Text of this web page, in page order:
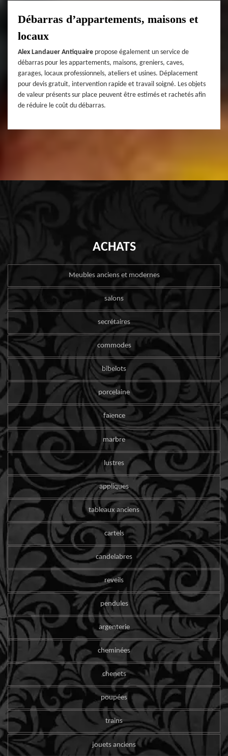
Débarras d’appartements, maisons et
locaux
Alex Landauer Antiquaire propose également un service de
débarras pour les appartements, maisons, greniers, caves,
garages, locaux professionnels, ateliers et usines. Déplacement
pour devis gratuit, intervention rapide et travail soigné. Les objets
de valeur présents sur place peuvent être estimés et rachetés afin
de réduire le coût du débarras.
ACHATS
Meubles anciens et modernes
salons
secrétaires
commodes
bibelots
porcelaine
faïence
marbre
lustres
appliques
tableaux anciens
cartels
candelabres
reveils
pendules
argenterie
cheminées
chenets
poupées
trains
jouets anciens